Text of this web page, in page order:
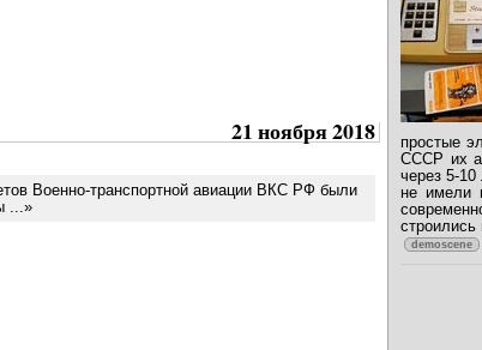
21 ноября 2018
Военно-транспортной авиации ВКС РФ были
...»
простые
СССР их
через 5-
не имели
строились
demoscene